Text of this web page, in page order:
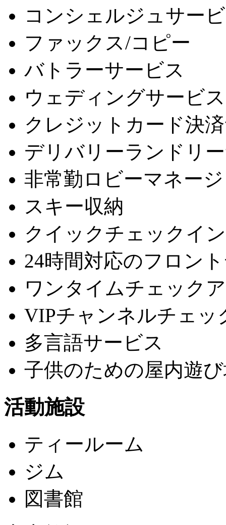
コンシェルジュサー
ファックス/コピー
バトラーサービス
ウェディングサービス
クレジットカード決
デリバリーランドリ
非常勤ロビーマネー
スキー収納
クイックチェックイ
24時間対応のフロン
ワンタイムチェック
VIPチャンネルチェッ
多言語サービス
子供のための屋内遊
活動施設
ティールーム
ジム
図書館